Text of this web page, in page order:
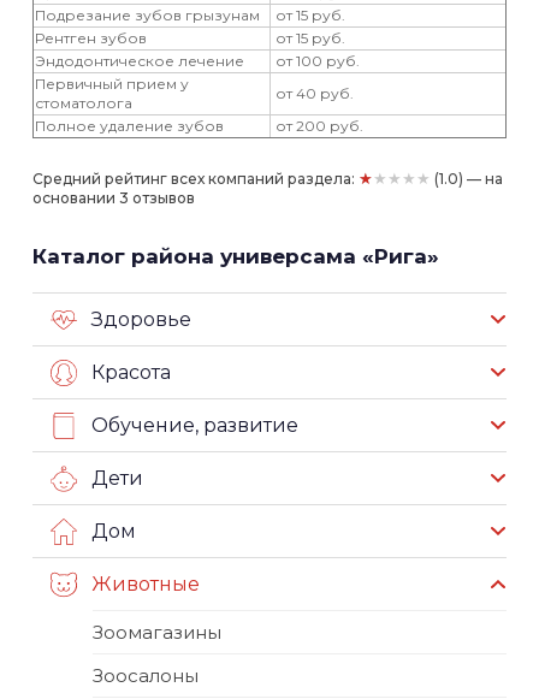
Подрезание зубов грызунам
от 15 руб.
Рентген зубов
от 15 руб.
Эндодонтическое лечение
от 100 руб.
Первичный прием у
стоматолога
от 40 руб.
Полное удаление зубов
от 200 руб.
Средний рейтинг всех компаний раздела: ★★★★★ (1.0) — на
основании 3 отзывов
Каталог района универсама «Рига»
Здоровье
Красота
Обучение, развитие
Дети
Дом
Животные
Зоомагазины
Зоосалоны